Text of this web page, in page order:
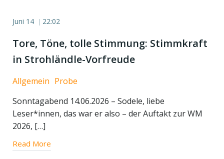
Juni 14 | 22:02
Tore, Töne, tolle Stimmung: Stimmkraft
in Strohländle-Vorfreude
Allgemein Probe
Sonntagabend 14.06.2026 – Sodele, liebe
Leser*innen, das war er also – der Auftakt zur WM
2026, […]
Read More